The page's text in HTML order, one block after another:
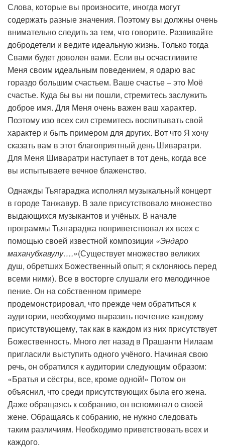
Слова, которые вы произносите, иногда могут
содержать разные значения. Поэтому вы должны очень
внимательно следить за тем, что говорите. Развивайте
добродетели и ведите идеальную жизнь. Только тогда
Свами будет доволен вами. Если вы осчастливите
Меня своим идеальным поведением, я одарю вас
гораздо большим счастьем. Ваше счастье – это Моё
счастье. Куда бы вы ни пошли, стремитесь заслужить
доброе имя. Для Меня очень важен ваш характер.
Поэтому изо всех сил стремитесь воспитывать свой
характер и быть примером для других. Вот что Я хочу
сказать вам в этот благоприятный день Шиваратри.
Для Меня Шиваратри наступает в тот день, когда все
вы испытываете вечное блаженство.
Однажды Тьягараджа исполнял музыкальный концерт
в городе Танжавур. В зале присутствовало множество
выдающихся музыкантов и учёных. В начале
программы Тьягараджа поприветствовал их всех с
помощью своей известной композиции «Эндаро
маханубхавулу….»(Существует множество великих
душ, обретших Божественный опыт; я склоняюсь перед
всеми ними). Все в восторге слушали его мелодичное
пение. Он на собственном примере
продемонстрировал, что прежде чем обратиться к
аудитории, необходимо выразить почтение каждому
присутствующему, так как в каждом из них присутствует
Божественность. Много лет назад в Прашанти Нилаам
пригласили выступить одного учёного. Начиная свою
речь, он обратился к аудитории следующим образом:
«Братья и сёстры, все, кроме одной!» Потом он
объяснил, что среди присутствующих была его жена.
Даже обращаясь к собранию, он вспоминал о своей
жене. Обращаясь к собранию, не нужно следовать
таким различиям. Необходимо приветствовать всех и
каждого.